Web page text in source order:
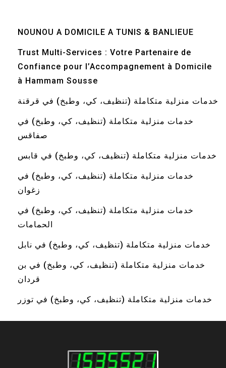
NOUNOU A DOMICILE A TUNIS & BANLIEUE
Trust Multi-Services : Votre Partenaire de
Confiance pour l’Accompagnement à Domicile
à Hammam Sousse
خدمات منزلية متكاملة (تنظيف، كي، وطبخ) في قرقنة
خدمات منزلية متكاملة (تنظيف، كي، وطبخ) في
صفاقس
خدمات منزلية متكاملة (تنظيف، كي، وطبخ) في قابس
خدمات منزلية متكاملة (تنظيف، كي، وطبخ) في
زغوان
خدمات منزلية متكاملة (تنظيف، كي، وطبخ) في
الحمامات
خدمات منزلية متكاملة (تنظيف، كي، وطبخ) في نابل
خدمات منزلية متكاملة (تنظيف، كي، وطبخ) في بن
قردان
خدمات منزلية متكاملة (تنظيف، كي، وطبخ) في توزر